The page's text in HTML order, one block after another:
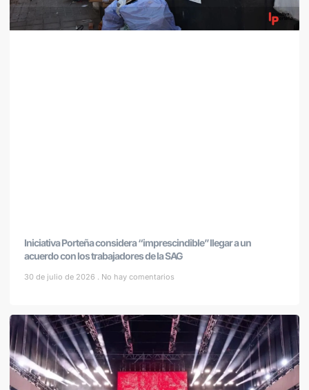
Iniciativa Porteña considera “imprescindible” llegar a un
acuerdo con los trabajadores de la SAG
30 de julio de 2026 No hay comentarios